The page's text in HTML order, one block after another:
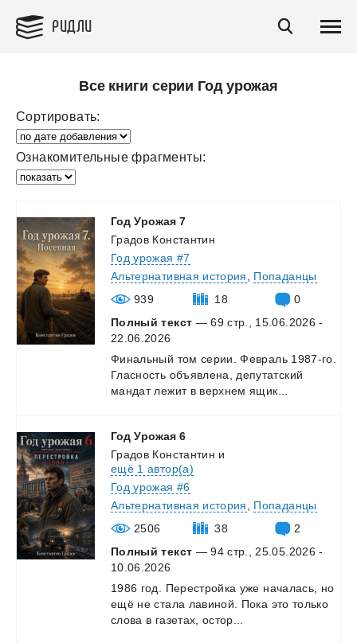
РИДЛИ
Все книги серии Год урожая
Сортировать:
Ознакомительные фрагменты:
Год Урожая 7
Градов Константин
Год урожая #7
Альтернативная история
Попаданцы
939
18
0
Полный текст — 69 стр., 15.06.2026 -
22.06.2026
Финальный том серии. Февраль 1987-го.
Гласность объявлена,
депутатский
мандат лежит в верхнем ящик...
Год Урожая 6
Градов Константин и
ещё 1 автор(а)
Год урожая #6
Альтернативная история
Попаданцы
2506
38
2
Полный текст — 94 стр., 25.05.2026 -
10.06.2026
1986 год. Перестройка уже началась,
но
ещё не стала лавиной. Пока это только
слова в газетах, остор...